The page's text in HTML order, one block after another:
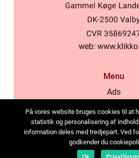
web:
Menu
Ads
Cookies
Contact
Sitemap
På vores website bruges cookies til at
statistik og personalisering af indhold
information deles med tredjepart. Ved
godkender du